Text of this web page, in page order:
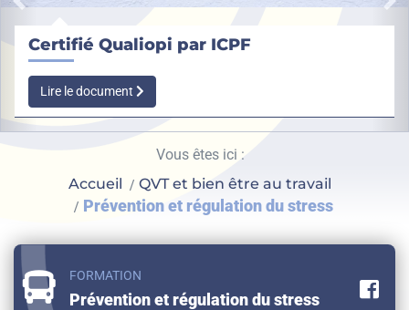
Certifié Qualiopi par ICPF
Lire le document
Précédent
Vous êtes ici :
Accueil
QVT et bien être au travail
Prévention et régulation du stress
FORMATION
Prévention et régulation du stress